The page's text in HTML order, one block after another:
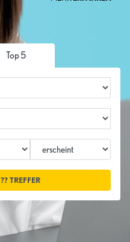
Top 5
?? TREFFER